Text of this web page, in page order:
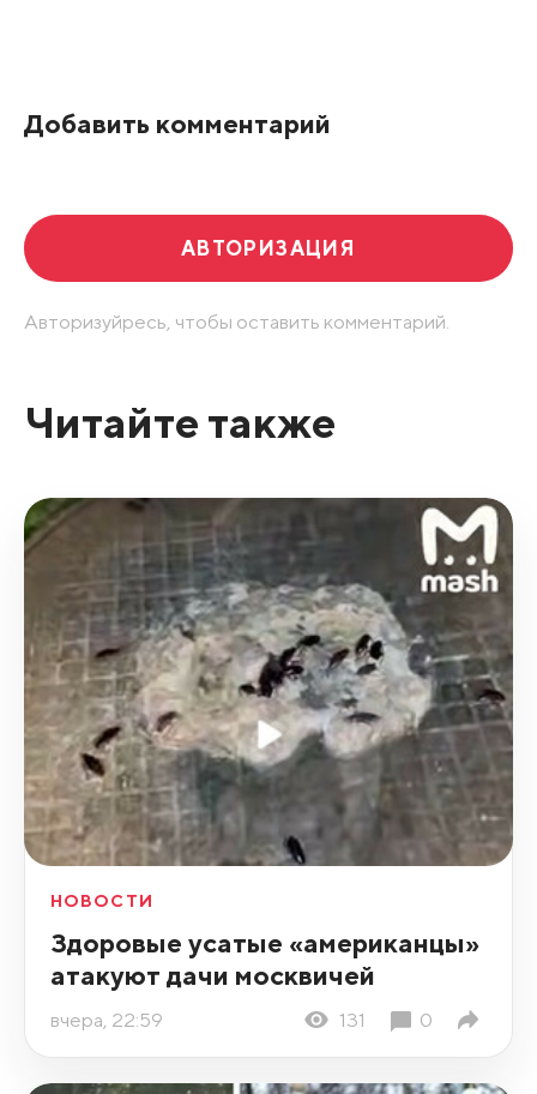
Добавить комментарий
АВТОРИЗАЦИЯ
Авторизуйресь, чтобы оставить комментарий.
Читайте также
НОВОСТИ
Здоровые усатые «американцы»
атакуют дачи москвичей
вчера, 22:59 131 0